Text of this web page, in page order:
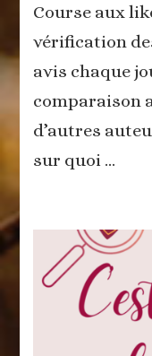
Course aux
vérification
avis chaque
comparaison
d’autres
sur quoi …